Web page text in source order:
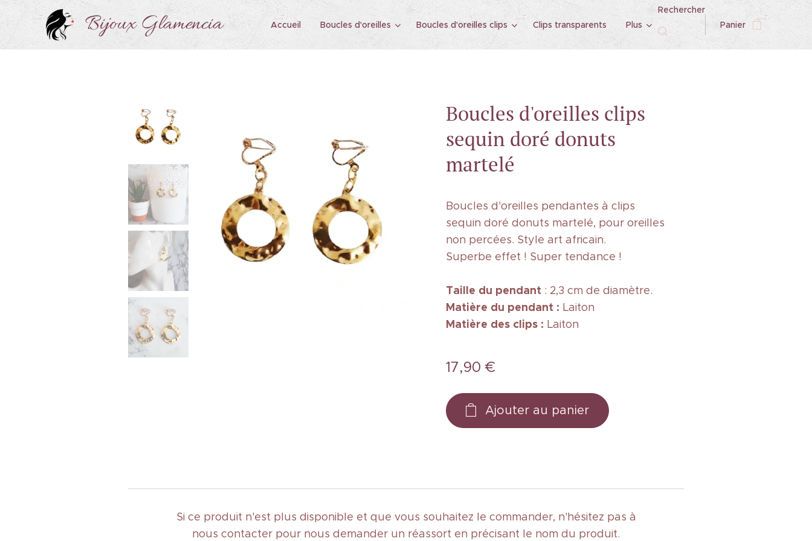
Bijoux Glamencia Accueil Boucles d'oreilles Boucles d'oreilles clips Clips transparents Plus
Rechercher
Panier
Boucles d'oreilles clips
sequin doré donuts
martelé
Boucles d'oreilles pendantes à clips
sequin doré donuts martelé, pour oreilles
non percées. Style art africain.
Superbe effet ! Super tendance !
Taille du pendant : 2,3 cm de diamètre.
Matière du pendant : Laiton
Matière des clips : Laiton
17,90 €
Ajouter au panier
Si ce produit n'est plus disponible et que vous souhaitez le commander, n'hésitez pas à
nous contacter pour nous demander un réassort en précisant le nom du produit.